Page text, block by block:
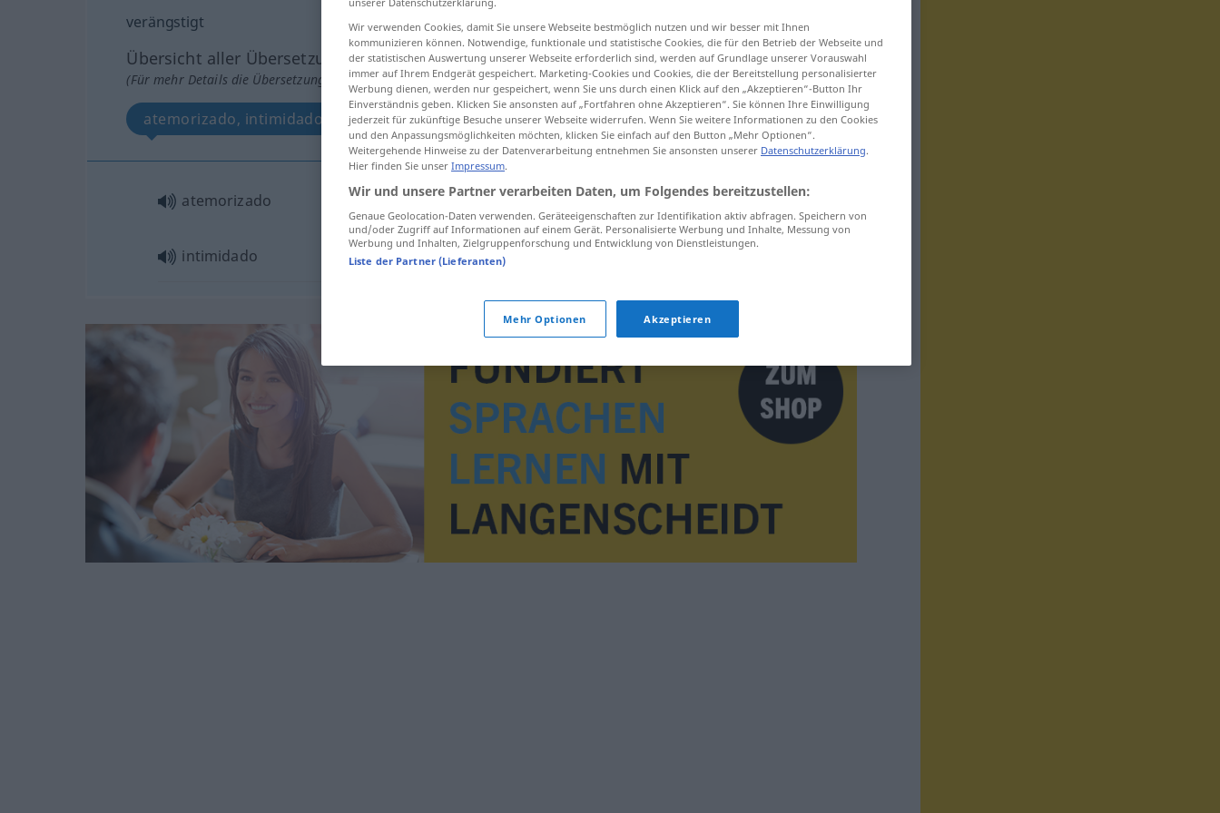
verängstigt
Übersicht aller Übersetzungen
(Für mehr Details die Übersetzung anklicken/antippen)
atemorizado, intimidado
atemorizado verängstigt
intimidado verängstigt
Wir verwenden Cookies, damit Sie unsere Webseite bestmöglich nutzen und wir besser mit Ihnen
kommunizieren können. Notwendige, funktionale und statistische Cookies, die für den Betrieb der Webseite und
der statistischen Auswertung unserer Webseite erforderlich sind, werden auf Grundlage unserer Vorauswahl
immer auf Ihrem Endgerät gespeichert. Marketing-Cookies und Cookies, die der Bereitstellung personalisierter
Werbung dienen, werden nur gespeichert, wenn Sie uns durch einen Klick auf den „Akzeptieren“-Button Ihr
Einverständnis geben. Klicken Sie ansonsten auf „Fortfahren ohne Akzeptieren“. Sie können Ihre Einwilligung
jederzeit für zukünftige Besuche unserer Webseite widerrufen. Wenn Sie weitere Informationen zu den Cookies
und den Anpassungsmöglichkeiten möchten, klicken Sie einfach auf den Button „Mehr Optionen“.
Weitergehende Hinweise zu der Datenverarbeitung entnehmen Sie ansonsten unserer Datenschutzerklärung.
Hier finden Sie unser Impressum.
Wir und unsere Partner verarbeiten Daten, um Folgendes bereitzustellen:
Genaue Geolocation-Daten verwenden. Geräteeigenschaften zur Identifikation aktiv abfragen. Speichern von
und/oder Zugriff auf Informationen auf einem Gerät. Personalisierte Werbung und Inhalte, Messung von
Werbung und Inhalten, Zielgruppenforschung und Entwicklung von Dienstleistungen.
Liste der Partner (Lieferanten)
Mehr Optionen Akzeptieren